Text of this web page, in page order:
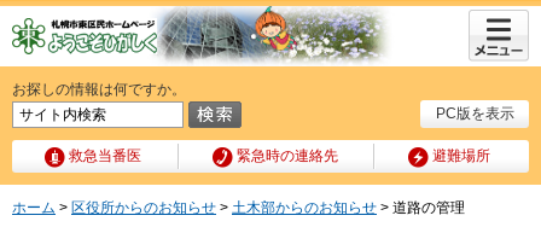
PC版を表示
お探しの情報は何ですか。
救急当番医 緊急時の連絡先 避難場所
メニュ
ー
ホーム > 区役所からのお知らせ > 土木部からのお知らせ > 道路の管理